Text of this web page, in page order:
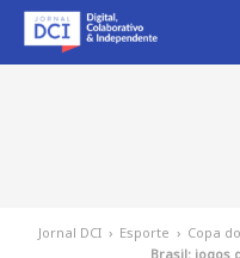
Jornal DCI › Esporte › Copa
Brasil: jogos